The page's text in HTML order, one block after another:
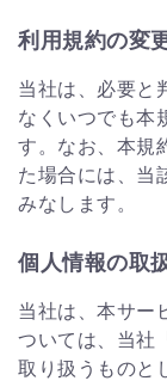
利用規約の変
当社は、必要と
なくいつでも本
す。なお、本規
た場合には、当
みなします。
個人情報の取
当社は、本サー
ついては、当社
取り扱うものと